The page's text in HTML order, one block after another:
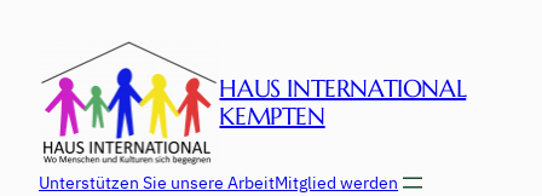
springen
HAUS INTERNATIONAL
KEMPTEN
Unterstützen Sie unsere ArbeitMitglied werden